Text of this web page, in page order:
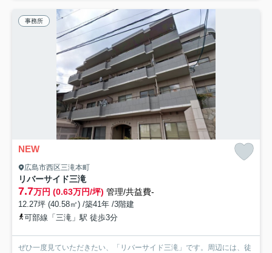
事務所
NEW
広島市西区三滝本町
リバーサイド三滝
7.7万円 (0.63万円/坪) 管理/共益費-
12.27坪 (40.58㎡) /築41年 /3階建
可部線「三滝」駅 徒歩3分
ぜひ一度見ていただきたい、「リバーサイド三滝」です。周辺には、徒